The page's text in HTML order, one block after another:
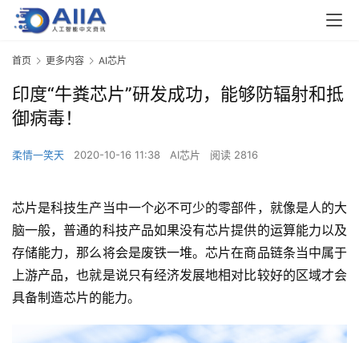
首页 更多内容 AI芯片
印度“牛粪芯片”研发成功，能够防辐射和抵
御病毒！
柔情一笑天 2020-10-16 11:38 AI芯片 阅读 2816
芯片是科技生产当中一个必不可少的零部件，就像是人的大
脑一般，普通的科技产品如果没有芯片提供的运算能力以及
存储能力，那么将会是废铁一堆。芯片在商品链条当中属于
上游产品，也就是说只有经济发展地相对比较好的区域才会
具备制造芯片的能力。